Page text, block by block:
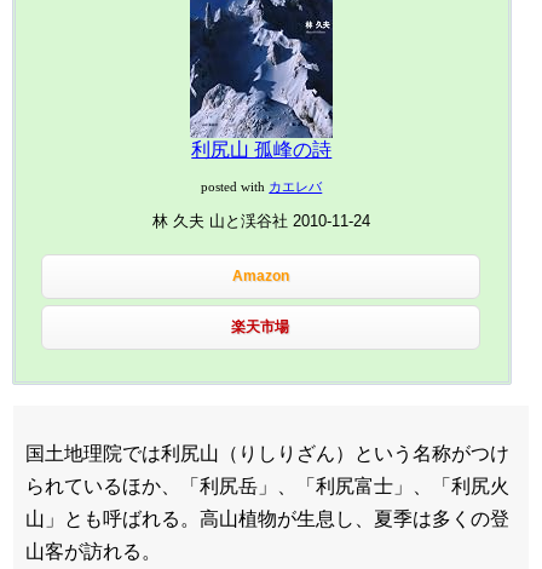
利尻山 孤峰の詩
posted with カエレバ
林 久夫 山と渓谷社 2010-11-24
Amazon
楽天市場
国土地理院では利尻山（りしりざん）という名称がつけ
られているほか、「利尻岳」、「利尻富士」、「利尻火
山」とも呼ばれる。高山植物が生息し、夏季は多くの登
山客が訪れる。